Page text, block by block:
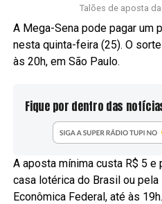
Talões de aposta
A Mega-Sena pode pagar um
nesta quinta-feira (25). O
às 20h, em São Paulo.
Fique por dentro das
A aposta mínima custa R$ 5
casa lotérica do Brasil ou
Econômica Federal, até às 19h.